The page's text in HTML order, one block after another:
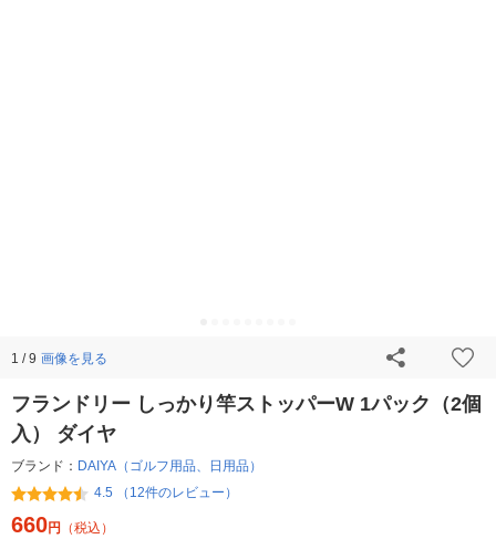
1 / 9 画像を見る
フランドリー しっかり竿ストッパーW 1パック（2個
入） ダイヤ
ブランド： DAIYA（ゴルフ用品、日用品）
4.5 （12件のレビュー）
660円 （税込）